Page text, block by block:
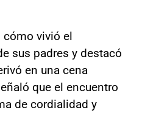
cómo vivió el
sus padres y destacó
en una cena
que el encuentro
de cordialidad y